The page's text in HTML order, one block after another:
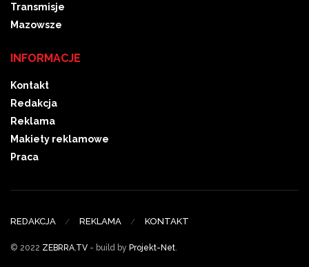
Transmisje
Mazowsze
INFORMACJE
Kontakt
Redakcja
Reklama
Makiety reklamowe
Praca
REDAKCJA REKLAMA KONTAKT
© 2022 ZEBRRA.TV - build by Projekt-Net.